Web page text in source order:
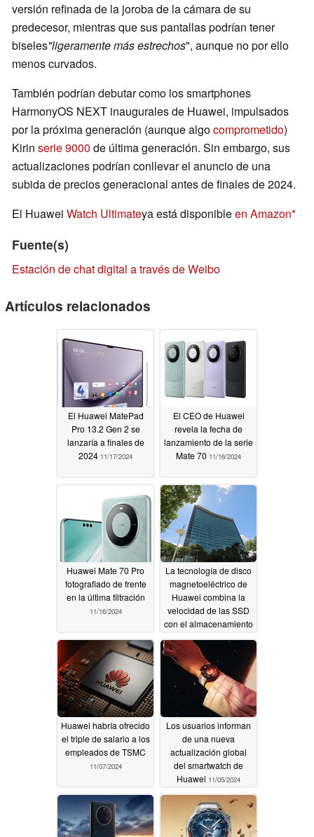
versión refinada de la joroba de la cámara de su
predecesor, mientras que sus pantallas podrían tener
biseles"ligeramente más estrechos", aunque no por ello
menos curvados.
También podrían debutar como los smartphones
HarmonyOS NEXT inaugurales de Huawei, impulsados
por la próxima generación (aunque algocomprometido)
Kirin serie 9000 de última generación. Sin embargo, sus
actualizaciones podrían conllevar el anuncio de una
subida de precios generacional antes de finales de 2024.
El Huawei Watch Ultimateya está disponibleen Amazon
Fuente(s)
Estación de chat digital a través de Weibo
Artículos relacionados
El Huawei MatePad
Pro 13.2 Gen 2 se
lanzaría a finales de
2024 11/17/2024
El CEO de Huawei
revela la fecha de
lanzamiento de la serie
Mate 70 11/16/2024
Huawei Mate 70 Pro
fotografiado de frente
en la última filtración
11/16/2024
La tecnología de disco
magnetoeléctrico de
Huawei combina la
velocidad de las SSD
con el almacenamiento
en cinta de 72 TB
11/14/2024
Huawei habría ofrecido
el triple de salario a los
empleados de TSMC
11/07/2024
Los usuarios informan
de una nueva
actualización global
del smartwatch de
Huawei 11/05/2024